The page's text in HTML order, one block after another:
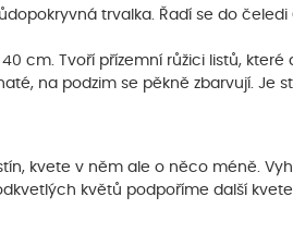
trvalka. Řadí se do
cm. Tvoří přízemní růžici listů,
na podzim se pěkně zbarvují. Je
kvete v něm ale o něco méně.
květů podpoříme další